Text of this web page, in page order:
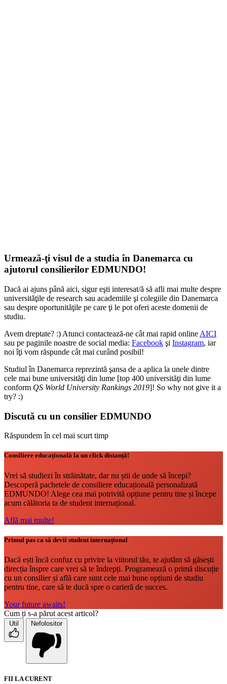
Urmează-ţi visul de a studia în Danemarca cu
ajutorul consilierilor EDMUNDO!
Dacă ai ajuns până aici, sigur eşti interesat/ă să afli mai multe despre
universităţile de research sau academiile şi colegiile din Danemarca
sau despre oportunităţile pe care ţi le pot oferi aceste domenii de
studiu.
Avem dreptate? :) Atunci contactează-ne cât mai rapid online AICI
sau pe paginile noastre de social media: Facebook şi Instagram, iar
noi îţi vom răspunde cât mai curând posibil!
Studiul în Danemarca reprezintă şansa de a aplica la unele dintre
cele mai bune universităţi din lume [top 400 universităţi din lume
conform QS World University Rankings 2019]! So why not give it a
try? :)
Discută cu un consilier EDMUNDO
Răspundem în cel mai scurt timp
Consiliere educațională la un click distanță!
Vrei să studiezi în străinătate, dar nu știi de unde să începi?
Descoperă pachetele de consiliere educațională personalizată
EDMUNDO! Alege cea mai potrivită opțiune pentru tine și începe
acum călătoria ta de student internațional.
Află mai multe!
Primul pas ca să devii student internațional
Dacă ești încă confuz cu privire la viitorul tău, te ajutăm să găsești
direcția înspre care vrei să te îndrepți. Programează o primă discuție
cu un consilier și află care sunt cele mai bune opțiuni de studiu
pentru tine, care să te ducă spre o carieră de succes.
Your future awaits!
Cum ți s-a părut acest articol?
Util Nefolositor
FII LA CURENT